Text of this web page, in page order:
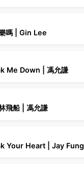
嗎 | Gin Lee
Me Down | 馮允謙
飛船 | 馮允謙
Your Heart | Jay Fung